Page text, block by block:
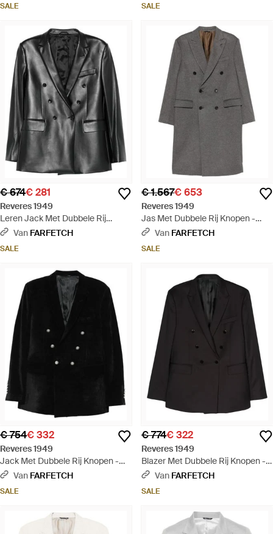
SALE SALE
€ 674€ 281
Reveres 1949
Leren Jack Met Dubbele Rij
Knopen - Zwart
Van FARFETCH
SALE
€ 1.567€ 653
Reveres 1949
Jas Met Dubbele Rij Knopen -
GrijsVan FARFETCH
SALE
€ 754€ 332
Reveres 1949
Jack Met Dubbele Rij Knopen -
Zwart
Van FARFETCH
SALE
€ 774€ 322
Reveres 1949
Blazer Met Dubbele Rij Knopen -
Zwart
Van FARFETCH
SALE